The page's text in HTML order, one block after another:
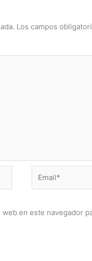
Los campos
en este navegador